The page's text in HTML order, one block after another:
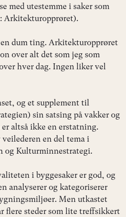
med utestemme i saker som
Arkitekturopprøret).
dum ting. Arkitekturopprøret
over alt det som jeg som
hver dag. Ingen liker vel
og et supplement til
sin satsing på vakker og
altså ikke en erstatning.
en del tema i
og Kulturminnestrategi.
i byggesaker er god, og
analyserer og kategoriserer
Men utkastet
flere steder som lite treffsikkert